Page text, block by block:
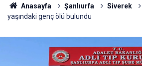
Anasayfa Şanlıurfa Siverek
yaşındaki genç ölü bulundu